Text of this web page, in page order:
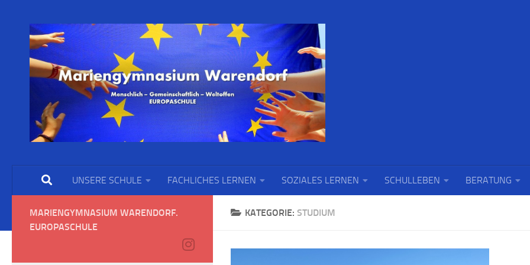
UNSERE SCHULE FACHLICHES LERNEN SOZIALES LERNEN SCHULLEBEN BERATUNG
KATEGORIE: STUDIUM
MARIENGYMNASIUM WARENDORF.
EUROPASCHULE